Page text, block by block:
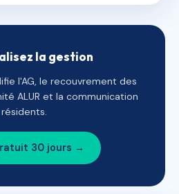
la gestion
l'AG, le recouvrement des
ALUR et la communication
résidents.
30 jours →